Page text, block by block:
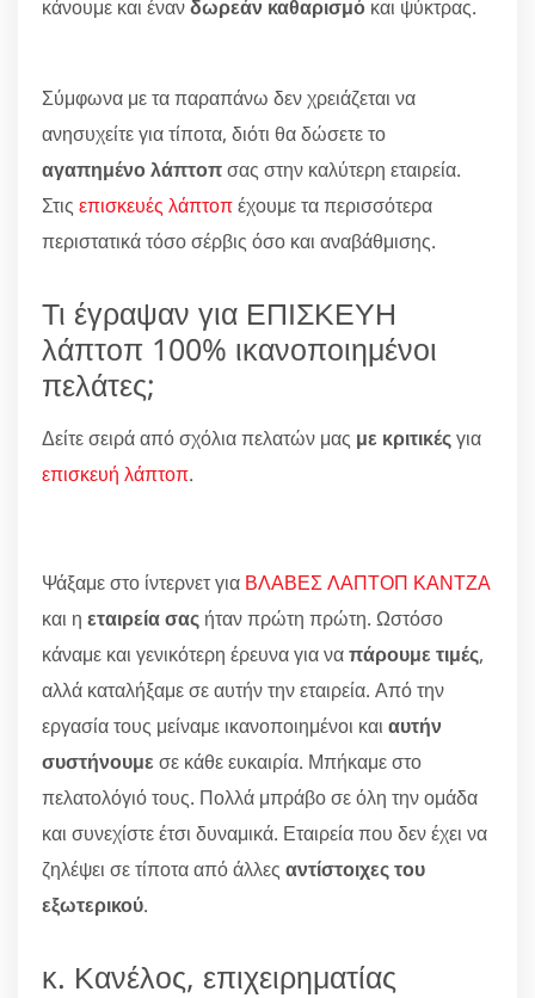
κάνουμε και ένανδωρεάν καθαρισμό και ψύκτρας.
Σύμφωνα με τα παραπάνω δεν χρειάζεται να
ανησυχείτε για τίποτα, διότι θα δώσετε το
αγαπημένο λάπτοπσας στην καλύτερη εταιρεία.
Στις επισκευές λάπτοπέχουμε τα περισσότερα
περιστατικά τόσο σέρβις όσο και αναβάθμισης.
Τι έγραψαν για ΕΠΙΣΚΕΥΗ
λάπτοπ 100% ικανοποιημένοι
πελάτες;
Δείτε σειρά από σχόλια πελατών μας με κριτικέςγια
επισκευή λάπτοπ.
Ψάξαμε στο ίντερνετ για ΒΛΑΒΕΣ ΛΑΠΤΟΠ ΚΑΝΤΖΑ
και η εταιρεία σας ήταν πρώτη πρώτη. Ωστόσο
κάναμε και γενικότερη έρευνα για ναπάρουμε τιμές,
αλλά καταλήξαμε σε αυτήν την εταιρεία. Από την
εργασία τους μείναμε ικανοποιημένοι και αυτήν
συστήνουμε σε κάθε ευκαιρία. Μπήκαμε στο
πελατολόγιό τους. Πολλά μπράβο σε όλη την ομάδα
και συνεχίστε έτσι δυναμικά. Εταιρεία που δεν έχει να
ζηλέψει σε τίποτα από άλλες αντίστοιχες του
εξωτερικού.
κ. Κανέλος, επιχειρηματίας